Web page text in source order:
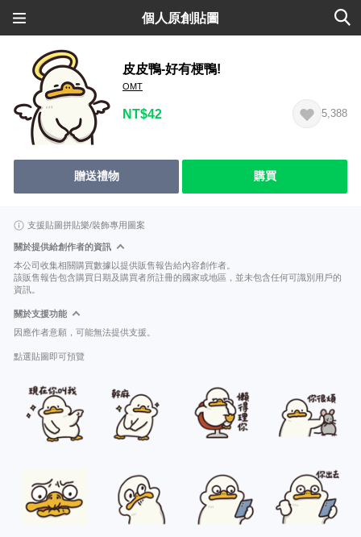
個人原創貼圖
皮皮鴨-好有梗鴨!
OMT
NT$42 5,388
贈送禮物 購買
支援貼圖拼貼樂/裝飾專用圖案
關於提供給創作者的資訊
本公司收集相關購買數據以提供販售報告給內容創作者。
該販售報告包含購買日期及購買者所註冊的國家或地區，並未包含任何可識別用戶的
資訊。
關於支援功能
因應作者意願，可能無法提供支援。
點選貼圖即可預覽